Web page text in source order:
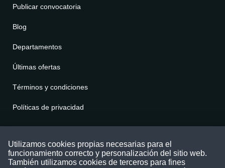
Publicar convocatoria
Blog
Departamentos
Últimas ofertas
Términos y condiciones
Políticas de privacidad
Puede comunicarse con nosotros a través
nuestras redes sociales o del correo:
Utilizamos cookies propias necesarias para el
funcionamiento correcto y personalización del sitio web.
También utilizamos cookies de terceros para fines